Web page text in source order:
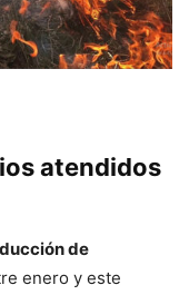
atendidos
de
enero y este